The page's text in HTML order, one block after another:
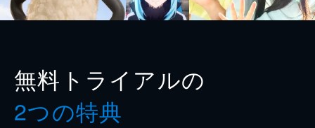
無料トライアルの
2つの特典